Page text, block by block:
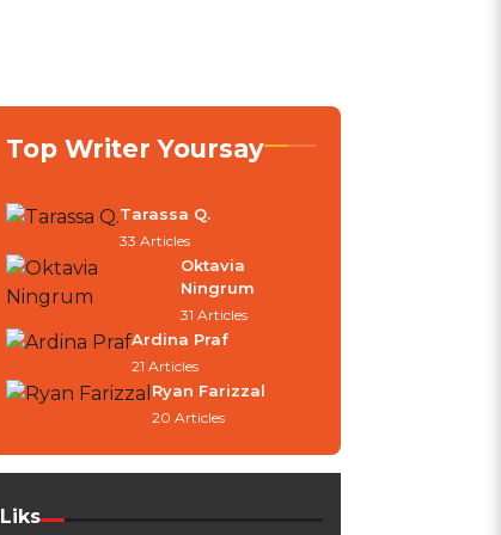
Top Writer Yoursay
Tarassa Q.
33 Articles
Oktavia
Ningrum
31 Articles
Ardina Praf
21 Articles
Ryan Farizzal
20 Articles
Liks